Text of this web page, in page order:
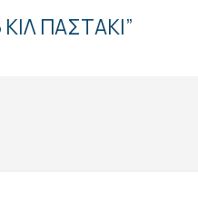
ΠΑΣΤΑΚΙ”